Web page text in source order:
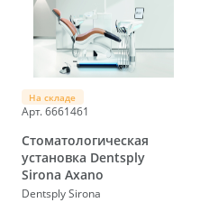
На складе
Арт. 6661461
Стоматологическая
установка Dentsply
Sirona Axano
Dentsply Sirona